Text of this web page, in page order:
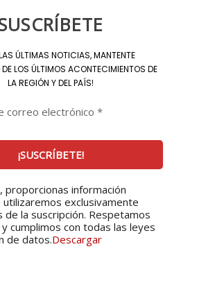
ÚLTIMAS NOTICIAS, MANTENTE
LOS ÚLTIMOS ACONTECIMIENTOS DE
LA REGIÓN Y DEL PAÍS!
proporcionas información
exclusivamente
de la suscripción. Respetamos
cumplimos con todas las leyes
de datos.Descargar